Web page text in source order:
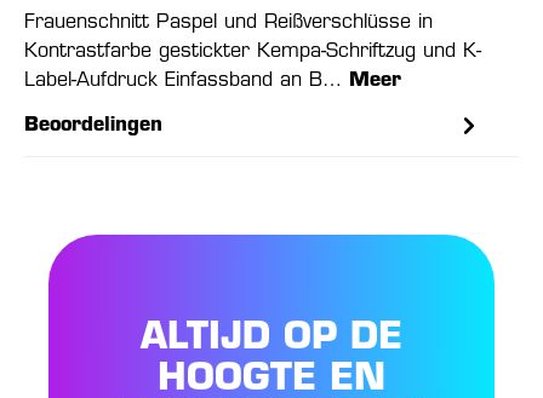
Frauenschnitt Paspel und Reißverschlüsse in
Kontrastfarbe gestickter Kempa-Schriftzug und K-
Label-Aufdruck Einfassband an B…
Meer
Beoordelingen
ALTIJD OP DE
HOOGTE EN